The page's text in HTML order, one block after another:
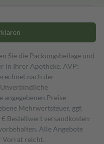
Sie die Packungsbeilage und
in Ihrer Apotheke. AVP:
nach der
angegebenen Preise
Mehrwertsteuer, ggf.
€ Bestell­wert versand­kosten­
Alle Angebote
Vorrat reicht.